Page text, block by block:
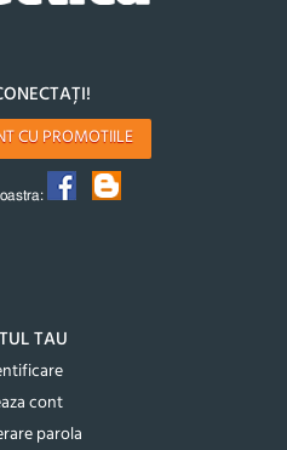
CU PROMOTIILE
TAU
cont
parola